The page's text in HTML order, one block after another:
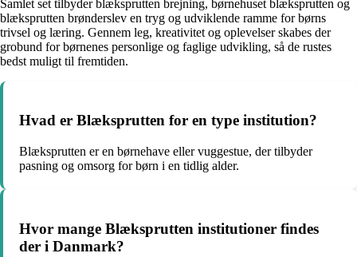
Samlet set tilbyder blæksprutten brejning, børnehuset blæksprutten og
blæksprutten brønderslev en tryg og udviklende ramme for børns
trivsel og læring. Gennem leg, kreativitet og oplevelser skabes der
grobund for børnenes personlige og faglige udvikling, så de rustes
bedst muligt til fremtiden.
Hvad er Blæksprutten for en type institution?
Blæksprutten er en børnehave eller vuggestue, der tilbyder
pasning og omsorg for børn i en tidlig alder.
Hvor mange Blæksprutten institutioner findes
der i Danmark?